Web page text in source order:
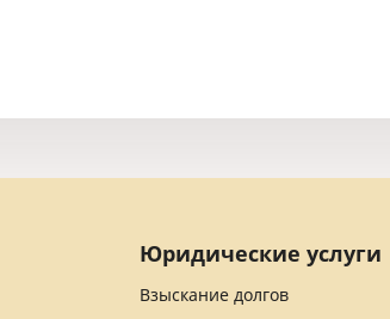
Юридические услуги
Взыскание долгов